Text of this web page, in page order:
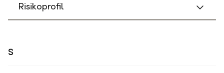
Risikoprofil
S